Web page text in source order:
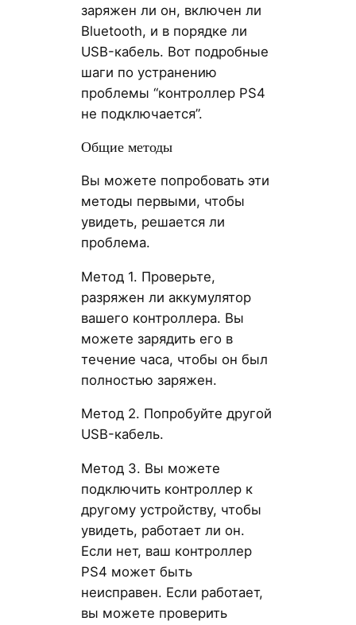
заряжен ли он, включен ли
Bluetooth, и в порядке ли
USB-кабель. Вот подробные
шаги по устранению
проблемы “контроллер PS4
не подключается”.
Общие методы
Вы можете попробовать эти
методы первыми, чтобы
увидеть, решается ли
проблема.
Метод 1. Проверьте,
разряжен ли аккумулятор
вашего контроллера. Вы
можете зарядить его в
течение часа, чтобы он был
полностью заряжен.
Метод 2. Попробуйте другой
USB-кабель.
Метод 3. Вы можете
подключить контроллер к
другому устройству, чтобы
увидеть, работает ли он.
Если нет, ваш контроллер
PS4 может быть
неисправен. Если работает,
вы можете проверить